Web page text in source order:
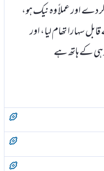
دے اور عملاً وہ نیک ہو،
سہارا تھام لیا، اور
ہی کے ہاتھ ہے
ہو نیکوکار تو بیشک اس نے
سب کاموں کی انتہا،